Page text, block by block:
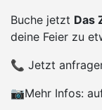
Buche jetzt Das
deine Feier zu
📞 Jetzt
📷Mehr Infos: